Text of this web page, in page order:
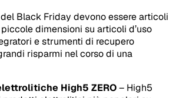
Black Friday devono essere articoli
dimensioni su articoli d’uso
e strumenti di recupero
risparmi nel corso di una
High5 ZERO– High5